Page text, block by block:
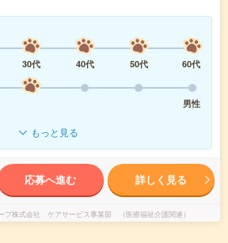
30代 40代 50代
60代
男性
もっと見る
応募へ進む 詳しく見る
プ株式会社 ケアサービス事業部 （医療福祉介護関連）